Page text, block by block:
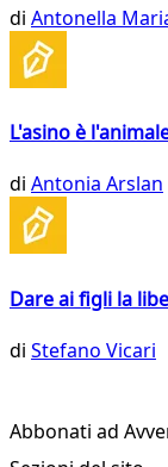
di Antonella
L'asino è
di Antonia Arslan
Dare ai figli la
di Stefano Vicari
Abbonati ad